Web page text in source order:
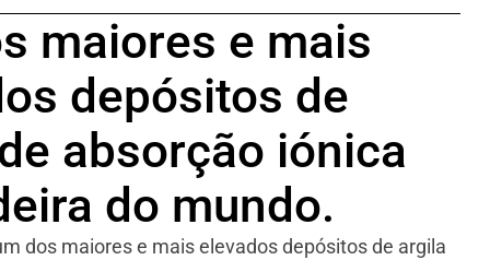
maiores e mais
depósitos de
absorção iónica
do mundo.
dos maiores e mais elevados depósitos de argila